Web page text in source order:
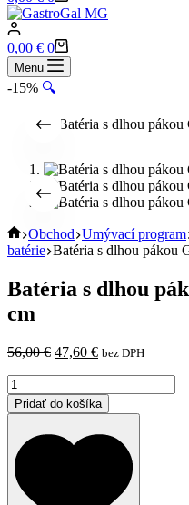
cart
Shopping
cart
0,00 € 0
Menu
-15% 🔍
Home
Obchod Umývací program
batérie Batéria s dlhou pákou
Batéria s dlhou
cm
56,00€ Pôvodná
56,00 €.
47,60 €Aktuálna
47,60 €.
bez DPH
množstvo
Batéria
s
pákou
Gastromarket
23
cm
Pridať do košíka